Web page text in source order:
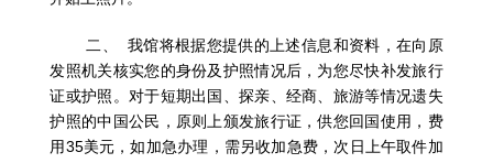
二、
我馆将根据您提供的上述信息和资料，在向原
发照机关核实您的身份及护照情况后，为您尽快补发旅行
证或护照。对于短期出国、探亲、经商、旅游等情况遗失
护照的中国公民，原则上颁发旅行证，供您回国使用，费
用35美元，如加急办理，需另收加急费，次日上午取件加